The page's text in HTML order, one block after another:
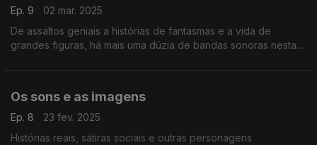
Ep. 9
02 mar. 2025
De assaltos geniais a histórias de fantasmas e a vida de
grandes figuras, há mais uma dúzia de bandas sonoras nesta
Os sons e as imagens
Ep. 8
23 fev. 2025
Histórias reais, sátiras sociais e outras personagens